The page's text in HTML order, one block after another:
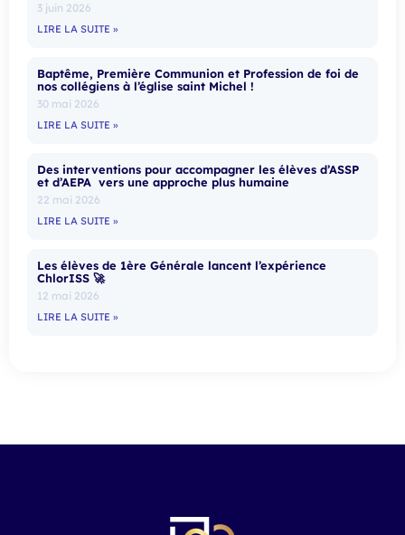
3 juin 2026
LIRE LA SUITE »
Baptême, Première Communion et Profession de foi de
nos collégiens à l’église saint Michel !
30 mai 2026
LIRE LA SUITE »
Des interventions pour accompagner les élèves d’ASSP
et d’AEPA vers une approche plus humaine
22 mai 2026
LIRE LA SUITE »
Les élèves de 1ère Générale lancent l’expérience
ChlorISS 🚀
12 mai 2026
LIRE LA SUITE »